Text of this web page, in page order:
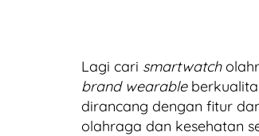
Lagi cari smartwatch
brand wearable
dirancang dengan fitur
olahraga dan kesehatan